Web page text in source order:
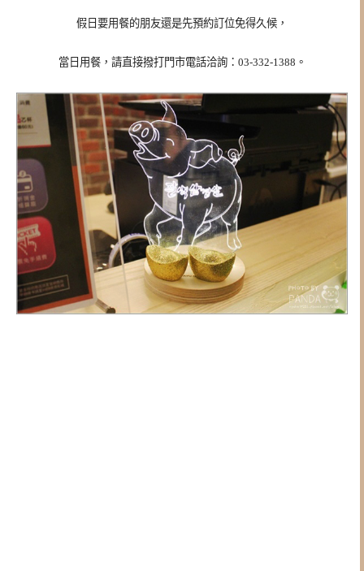
假日要用餐的朋友還是先預約訂位免得久候，
當日用餐，請直接撥打門市電話洽詢：03-332-1388。